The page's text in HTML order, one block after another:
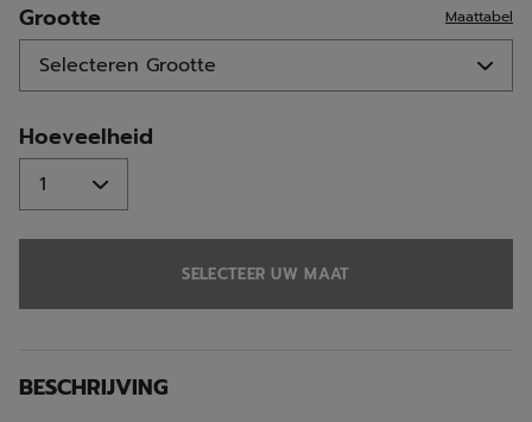
Grootte Maattabel
Hoeveelheid
SELECTEER UW MAAT
BESCHRIJVING